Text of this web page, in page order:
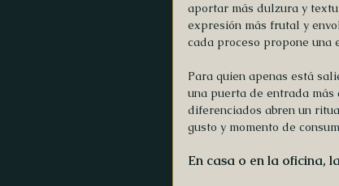
aportar más dulzura y
expresión más frutal y
cada proceso propone una
Para quien apenas está
una puerta de entrada
diferenciados abren un
gusto y momento de
En casa o en la oficina,